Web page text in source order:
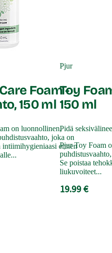
Foam -
150 ml
on luonnollinen,
joka on
ennen
Pjur
Toy
150 ml
Pidä
Pjur Toy Foam
Se poistaa
liukuvoiteet...
19.99 €